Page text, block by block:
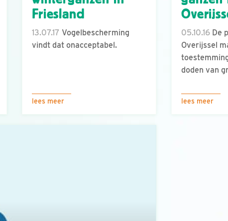
Friesland
13.07.17 Vogelbescherming
vindt dat onacceptabel.
lees meer
05.10.16 De
Overijssel
doden van
lees meer